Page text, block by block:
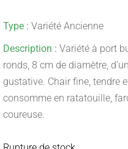
Type : Variété Ancienne
Description : Variété à port
ronds, 8 cm de diamètre,
gustative. Chair fine, tendre
consomme en ratatouille,
coureuse.